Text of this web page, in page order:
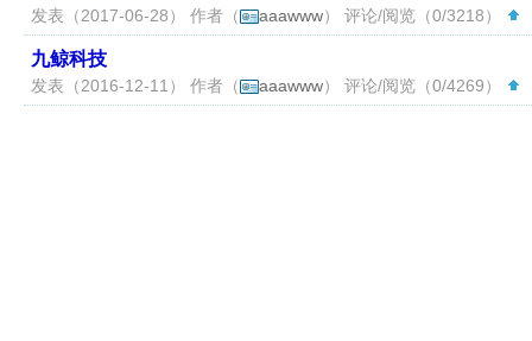
发表（2017-06-28） 作者（ aaawww） 评论/阅览（0/3218）
九鲸科技
发表（2016-12-11） 作者（ aaawww） 评论/阅览（0/4269）